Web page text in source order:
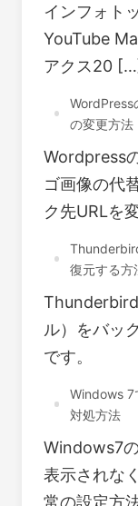
インフォト
YouTube
アクス20
WordPress
の変更方法
Wordpress
ゴ画像の代
ク先URLを
復元する方
ル）をバッ
です。
Windows 7
対処方法
Windows7
表示されな
常の設定方